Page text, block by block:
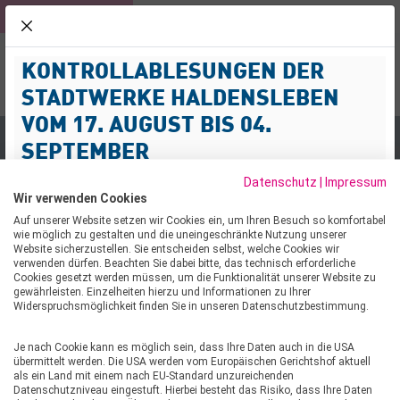
schliessen
KONTROLLABLESUNGEN DER
STADTWERKE HALDENSLEBEN
VOM 17. AUGUST BIS 04.
SEPTEMBER
wir informieren Sie darüber, dass im Zeitraum vom 17.
August bis 04. September 2026 Kontrollablesungen von
Strom-, Gas- und Wasserzählern im Netzgebiet
durchgeführt werden.
Mit der Durchführung der Kontrollablesungen wurde die
werden Wohn- und Geschäftshäuser im
Versorgungsgebiet der Stadtwerke Haldensleben
NOTFALL-SERVICE
03904 477-3
Suche
Stadtwerke Aktuelles & Presse
RÜCKBLICK IM ROLLI-BAD
Knapp 235 Tage nach der Wiedereröffnung des von
Grund auf sanierten Rolli-Bades, zieht die Stadtwerke
Datenschutz | Impressum
Wir verwenden Cookies
Auf unserer Website setzen wir Cookies ein, um Ihren Besuch so komfortabel
wie möglich zu gestalten und die uneingeschränkte Nutzung unserer
Website sicherzustellen. Sie entscheiden selbst, welche Cookies wir
verwenden dürfen. Beachten Sie dabei bitte, das technisch erforderliche
Cookies gesetzt werden müssen, um die Funktionalität unserer Website zu
gewährleisten. Einzelheiten hierzu und Informationen zu Ihrer
Widerspruchsmöglichkeit finden Sie in unseren Datenschutzbestimmung.
Je nach Cookie kann es möglich sein, dass Ihre Daten auch in die USA
übermittelt werden. Die USA werden vom Europäischen Gerichtshof aktuell
als ein Land mit einem nach EU-Standard unzureichenden
Datenschutzniveau eingestuft. Hierbei besteht das Risiko, dass Ihre Daten